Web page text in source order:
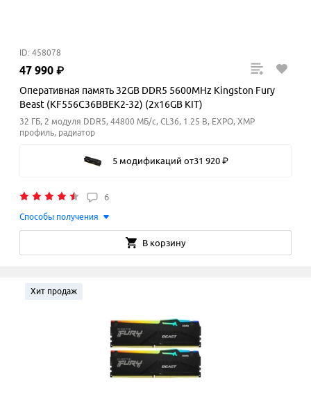
ID: 458078
47 990 ₽
Оперативная память 32GB DDR5 5600MHz Kingston Fury
Beast (KF556C36BBEK2-32) (2x16GB KIT)
32 ГБ, 2 модуля DDR5, 44800 МБ/с, CL36, 1.25 В, EXPO, XMP
профиль, радиатор
5 модификаций от31 920 ₽
6
Способы получения
В корзину
Хит продаж